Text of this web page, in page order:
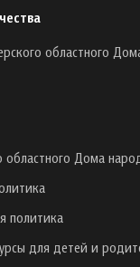
областного
областного Дома
политика
для детей и